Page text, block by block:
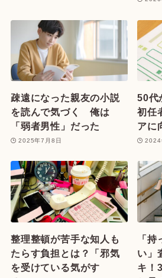
疎遠になった親友の小説
を読んで気づく 俺は
「弱者男性」だった
2025年7月8日
50代
初任
アに
2024
整理整頓が苦手な知人も
たらす負担とは？「邪気
を受けている気がす
「
い」
キ！